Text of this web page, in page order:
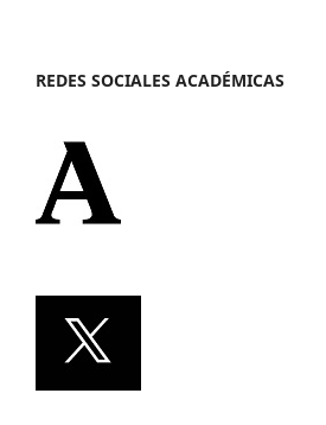
REDES SOCIALES ACADÉMICAS